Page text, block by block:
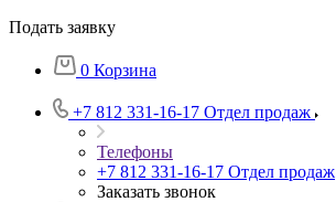
Подать заявку
0 Корзина
+7 812 331-16-17 Отдел продаж
Телефоны
+7 812 331-16-17 Отдел продаж
Заказать звонок